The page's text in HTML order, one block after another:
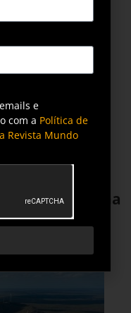
dinâmico na
e
com a Política de
Revista Mundo